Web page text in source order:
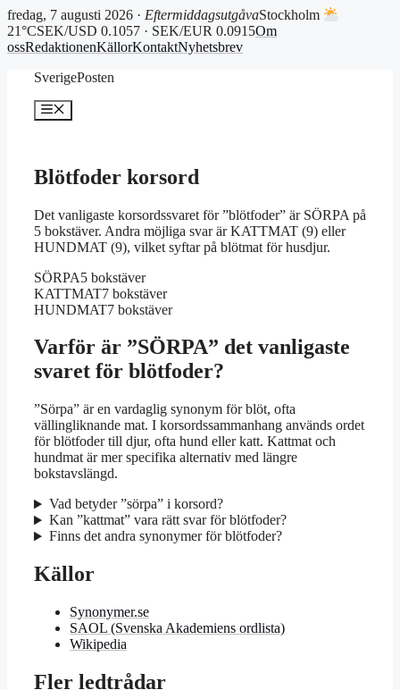
fredag, 7 augusti 2026 · EftermiddagsutgåvaStockholm
21°CSEK/USD 0.1057 · SEK/EUR 0.0915Om
ossRedaktionenKällorKontaktNyhetsbrev
SverigePosten
Meny
Blötfoder korsord
Det vanligaste korsordssvaret för ”blötfoder” är SÖRPA på
5 bokstäver. Andra möjliga svar är KATTMAT (9) eller
HUNDMAT (9), vilket syftar på blötmat för husdjur.
SÖRPA5 bokstäver
KATTMAT7 bokstäver
HUNDMAT7 bokstäver
Varför är ”SÖRPA” det vanligaste
svaret för blötfoder?
”Sörpa” är en vardaglig synonym för blöt, ofta
vällingliknande mat. I korsordssammanhang används ordet
för blötfoder till djur, ofta hund eller katt. Kattmat och
hundmat är mer specifika alternativ med längre
bokstavslängd.
Vad betyder ”sörpa” i korsord?
Kan ”kattmat” vara rätt svar för blötfoder?
Finns det andra synonymer för blötfoder?
Källor
Synonymer.se
SAOL (Svenska Akademiens ordlista)
Wikipedia
Fler ledtrådar